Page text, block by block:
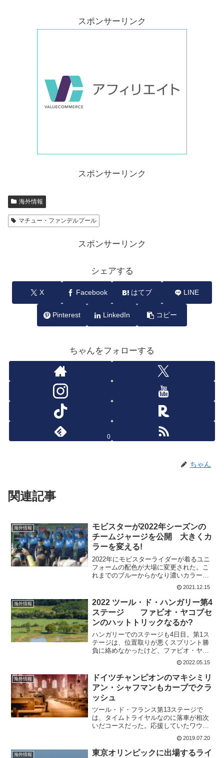
スポンサーリンク
スポンサーリンク
海外情報
マチュー・ファンデルプール
スポンサーリンク
シェアする
X Facebook はてブ LINE
Pinterest LinkedIn コピー
ちゃんをフォローする
0
ちゃん
関連記事
海外情報
モビスターが2022年シーズンの
チームジャージを公開 大きくカ
ラーを変える!
2022年にモビスターライダーが着るユニ
フォームの配色が大場に変更された。こ
れまでのブルーからかなり濃いカラーに
イメージを大きく変えている。2017年の
カラーに戻った感じかも。2022年チーム
ジャージモビスターのメインスポンサー
のMの文字だ...
2021.12.15
海外情報
2022 ツール・ド・ハンガリー第4
ステージ ファビオ・ヤコブセ
ンのハットトリックなるか?
ハンガリーでのステージも4日目。第1ス
テージは、位置取りが悪くスプリント勝
負に絡めなかったけど、ファビオ・ヤコ
ブセンは第2ステージから連勝。こうなる
と興味は3連勝なるかだ。もう一つ気にな
るのは、ライバルとなると思われたディ
ラン・ルーネウェー...
2022.05.15
海外情報
ドイツチャンピオンのマキシミリ
アン・シャフマンもカーブでクラ
ッシュ
ツール・ド・フランス第13ステージで
は、タイムトライヤルなのに落車が相次
いだコースだった。応援していたワウ
ト・ファンアールトも落車してリタイ
ヤ。なんと、ワウト・ファンアールトが
落車したカーブでもう一人クラッシュし
2019.07.20
海外情報 東京オリンピックに出場するライ